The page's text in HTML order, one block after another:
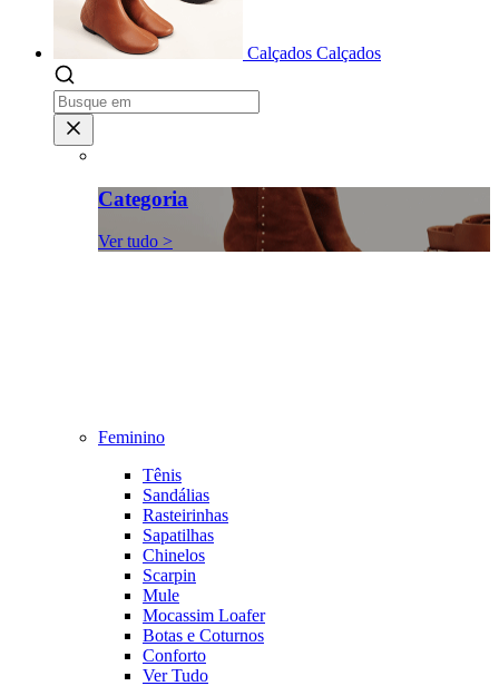
Calçados Calçados
Categoria
Ver tudo >
Feminino
Tênis
Sandálias
Rasteirinhas
Sapatilhas
Chinelos
Scarpin
Mule
Mocassim Loafer
Botas e Coturnos
Conforto
Ver Tudo